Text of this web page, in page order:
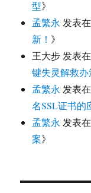
型》
孟繁永 发表
新！ 》
王大步发表
键失灵解救办
孟繁永 发表
名SSL证书的
孟繁永 发表
案》